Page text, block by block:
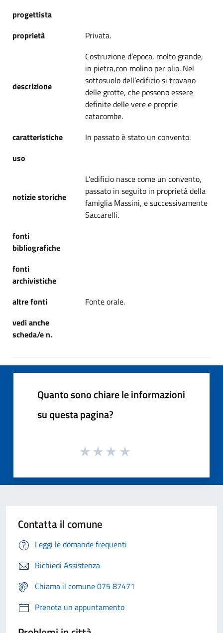
progettista
proprietà
Privata.
descrizione
Costruzione d’epoca, molto grande,
in pietra,con molino per olio. Nel
sottosuolo dell’edificio si trovano
delle grotte, che possono essere
definite delle vere e proprie
catacombe.
caratteristiche
In passato è stato un convento.
uso
notizie storiche
L’edificio nasce come un convento,
passato in seguito in proprietà della
famiglia Massini, e successivamente
Saccarelli.
fonti
bibliografiche
fonti
archivistiche
altre fonti
Fonte orale.
vedi anche
scheda/e n.
Quanto sono chiare le informazioni
su questa pagina?
Contatta il comune
Leggi le domande frequenti
Richiedi Assistenza
Chiama il comune 075 87471
Prenota un appuntamento